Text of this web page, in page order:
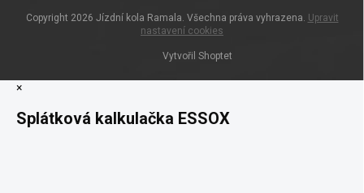
Vytvořil Shoptet
Copyright 2026 Jízdní kola Ramala. Všechna práva vyhrazena. Upravit
nastavení cookies
×
Splátková kalkulačka ESSOX